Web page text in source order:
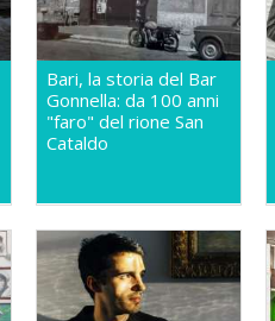
Bari, la storia del Bar
Gonnella: da 100 anni
"faro" del rione San
Cataldo